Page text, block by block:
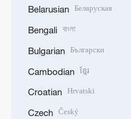
Belarusian Беларуская
Bengali বাংলা
Bulgarian Български
Cambodian ខ្មែរ
Croatian Hrvatski
Czech Český